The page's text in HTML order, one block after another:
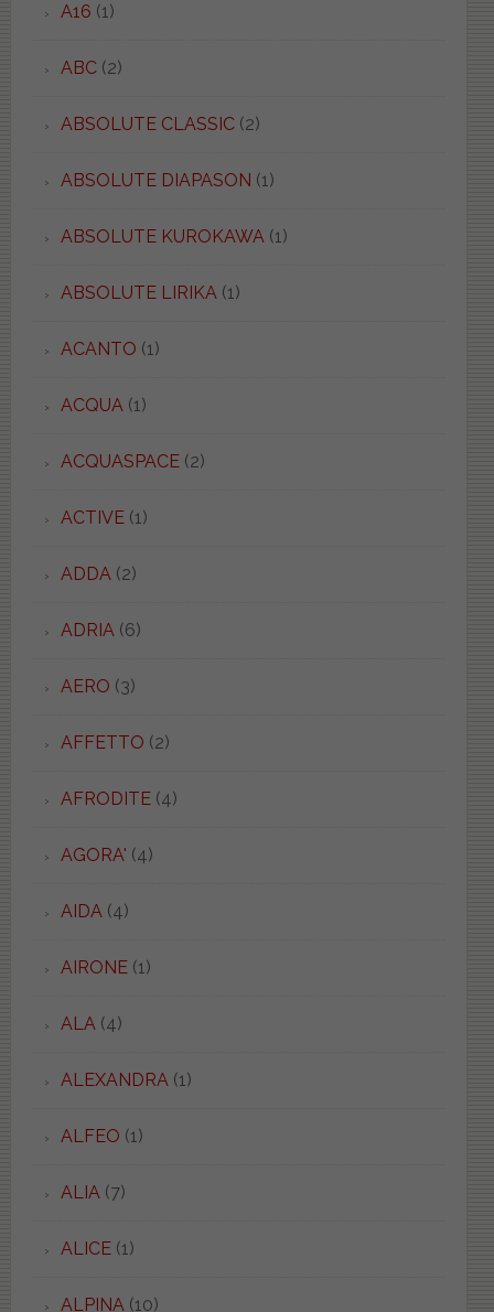
A16 (1)
ABC(2)
ABSOLUTE CLASSIC(2)
ABSOLUTE DIAPASON (1)
ABSOLUTE KUROKAWA(1)
ABSOLUTE LIRIKA(1)
ACANTO (1)
ACQUA(1)
ACQUASPACE(2)
ACTIVE(1)
ADDA(2)
ADRIA(6)
AERO (3)
AFFETTO (2)
AFRODITE(4)
AGORA' (4)
AIDA(4)
AIRONE(1)
ALA(4)
ALEXANDRA(1)
ALFEO (1)
ALIA(7)
ALICE(1)
ALPINA(10)